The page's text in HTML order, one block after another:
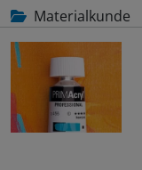
Materialkunde